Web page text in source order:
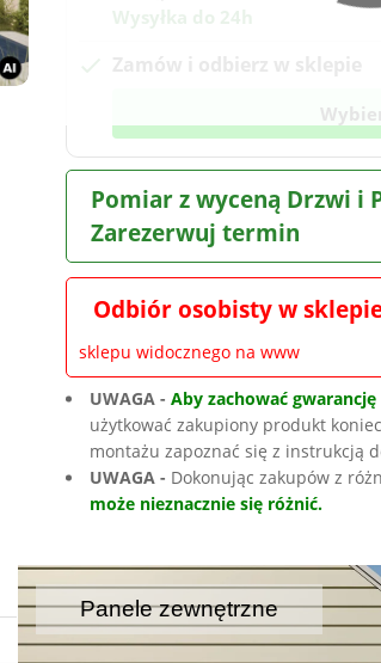
Pomiar z wyceną Drzwi i
Zarezerwuj termin
Odbiór osobisty w
sklepu widocznego na www
UWAGA -Aby zachować gwarancję
użytkować zakupiony produkt
montażu zapoznać się z instrukcją
UWAGA - Dokonując zakupów z
może nieznacznie się różnić.
Panele zewnętrzne